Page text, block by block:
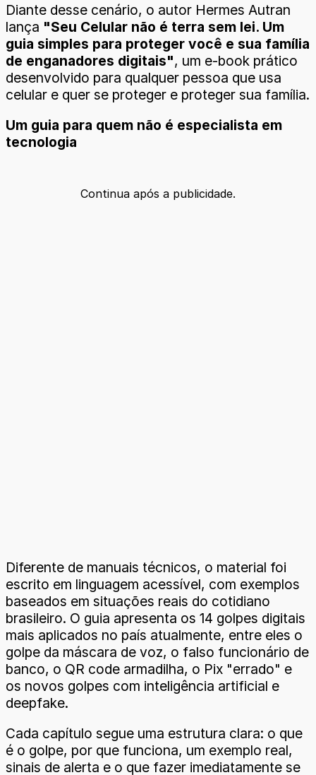
Diante desse cenário, o autor Hermes Autran
lança "Seu Celular não é terra sem lei. Um
guia simples para proteger você e sua família
de enganadores digitais", um e-book prático
desenvolvido para qualquer pessoa que usa
celular e quer se proteger e proteger sua família.
Um guia para quem não é especialista em
tecnologia
Continua após a publicidade.
Diferente de manuais técnicos, o material foi
escrito em linguagem acessível, com exemplos
baseados em situações reais do cotidiano
brasileiro. O guia apresenta os 14 golpes digitais
mais aplicados no país atualmente, entre eles o
golpe da máscara de voz, o falso funcionário de
banco, o QR code armadilha, o Pix "errado" e
os novos golpes com inteligência artificial e
deepfake.
Cada capítulo segue uma estrutura clara: o que
é o golpe, por que funciona, um exemplo real,
sinais de alerta e o que fazer imediatamente se